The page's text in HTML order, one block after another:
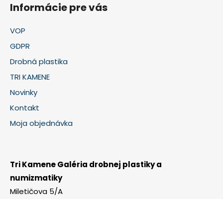
Informácie pre vás
VOP
GDPR
Drobná plastika
TRI KAMENE
Novinky
Kontakt
Moja objednávka
Tri Kamene Galéria drobnej plastiky a
numizmatiky
Miletičova 5/A